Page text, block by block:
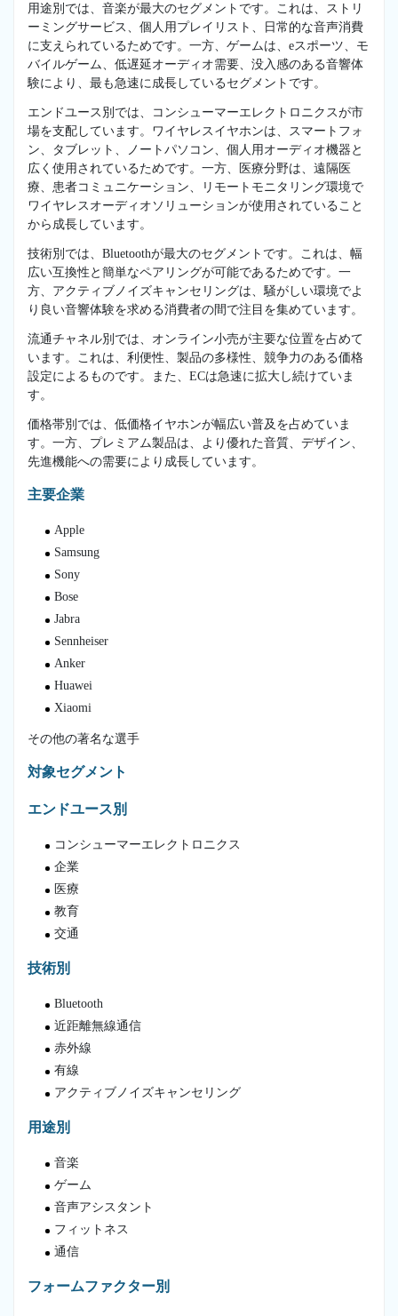
用途別では、音楽が最大のセグメントです。これは、ストリ
ーミングサービス、個人用プレイリスト、日常的な音声消費
に支えられているためです。一方、ゲームは、eスポーツ、モ
バイルゲーム、低遅延オーディオ需要、没入感のある音響体
験により、最も急速に成長しているセグメントです。
エンドユース別では、コンシューマーエレクトロニクスが市
場を支配しています。ワイヤレスイヤホンは、スマートフォ
ン、タブレット、ノートパソコン、個人用オーディオ機器と
広く使用されているためです。一方、医療分野は、遠隔医
療、患者コミュニケーション、リモートモニタリング環境で
ワイヤレスオーディオソリューションが使用されていること
から成長しています。
技術別では、Bluetoothが最大のセグメントです。これは、幅
広い互換性と簡単なペアリングが可能であるためです。一
方、アクティブノイズキャンセリングは、騒がしい環境でよ
り良い音響体験を求める消費者の間で注目を集めています。
流通チャネル別では、オンライン小売が主要な位置を占めて
います。これは、利便性、製品の多様性、競争力のある価格
設定によるものです。また、ECは急速に拡大し続けていま
す。
価格帯別では、低価格イヤホンが幅広い普及を占めていま
す。一方、プレミアム製品は、より優れた音質、デザイン、
先進機能への需要により成長しています。
主要企業
Apple
Samsung
Sony
Bose
Jabra
Sennheiser
Anker
Huawei
Xiaomi
その他の著名な選手
対象セグメント
エンドユース別
コンシューマーエレクトロニクス
企業
医療
教育
交通
技術別
Bluetooth
近距離無線通信
赤外線
有線
アクティブノイズキャンセリング
用途別
音楽
ゲーム
音声アシスタント
フィットネス
通信
フォームファクター別